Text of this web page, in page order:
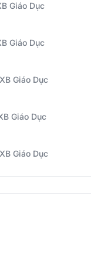
Giáo Dục
Giáo Dục
Giáo Dục
Giáo Dục
Giáo Dục